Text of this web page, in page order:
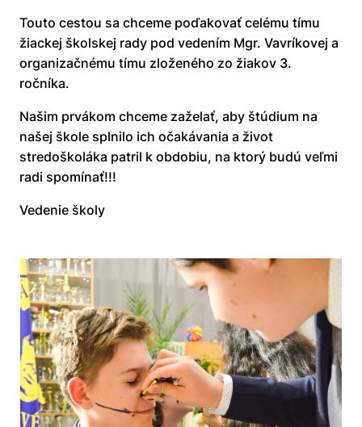
Touto cestou sa chceme poďakovať celému tímu
žiackej školskej rady pod vedením Mgr. Vavríkovej a
organizačnému tímu zloženého zo žiakov 3.
ročníka.
Našim prvákom chceme zaželať, aby štúdium na
našej škole splnilo ich očakávania a život
stredoškoláka patril k obdobiu, na ktorý budú veľmi
radi spomínať!!!
Vedenie školy